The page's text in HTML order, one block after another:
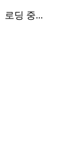
로딩 중...